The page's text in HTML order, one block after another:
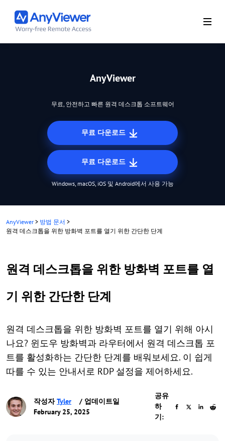
AnyViewer
무료, 안전하고 빠른 원격 데스크톱 소프트웨어
무료 다운로드
무료 다운로드
Windows, macOS, iOS 및 Android에서 사용 가능
AnyViewer > 방법 문서 >
원격 데스크톱을 위한 방화벽 포트를 열기 위한 간단한 단계
원격 데스크톱을 위한 방화벽 포트를 열
기 위한 간단한 단계
원격 데스크톱을 위한 방화벽 포트를 열기 위해 아시
나요? 윈도우 방화벽과 라우터에서 원격 데스크톱 포
트를 활성화하는 간단한 단계를 배워보세요. 이 쉽게
따를 수 있는 안내서로 RDP 설정을 제어하세요.
작성자Tyler
/ 업데이트일
February 25, 2025
공유
하
기: